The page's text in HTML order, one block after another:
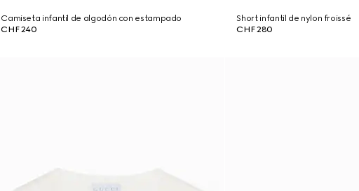
Camiseta infantil de algodón con estampado
CHF 240
Short infantil de nylon froissé
CHF 280